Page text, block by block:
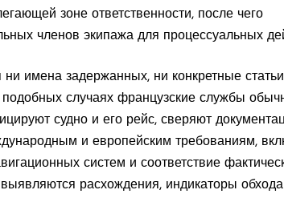
зоне ответственности, после чего
членов экипажа для процессуальных
имена задержанных, ни конкретные
случаях французские службы
судно и его рейс, сверяют
и европейским требованиям,
систем и соответствие
расхождения, индикаторы обхода